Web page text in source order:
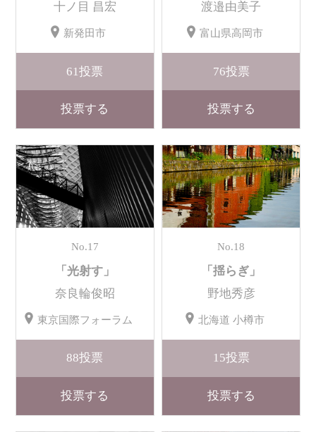
十ノ目 昌宏
新発田市
61投票
投票する
渡邉由美子
富山県高岡市
76投票
投票する
No.17
「光射す」
奈良輪俊昭
東京国際フォーラム
88投票
投票する
No.18
「揺らぎ」
野地秀彦
北海道 小樽市
15投票
投票する